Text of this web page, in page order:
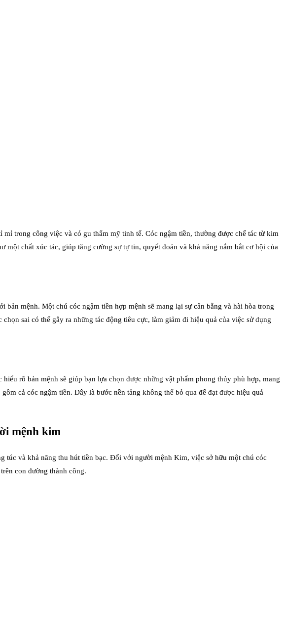
trong công việc và có gu thẩm mỹ tinh tế. Cóc ngậm tiền, thường được chế tác từ kim
chất xúc tác, giúp tăng cường sự tự tin, quyết đoán và khả năng nắm bắt cơ hội của
mệnh. Một chú cóc ngậm tiền hợp mệnh sẽ mang lại sự cân bằng và hài hòa trong
sai có thể gây ra những tác động tiêu cực, làm giảm đi hiệu quả của việc sử dụng
rõ bản mệnh sẽ giúp bạn lựa chọn được những vật phẩm phong thủy phù hợp, mang
cả cóc ngậm tiền. Đây là bước nền tảng không thể bỏ qua để đạt được hiệu quả
mệnh kim
túc và khả năng thu hút tiền bạc. Đối với người mệnh Kim, việc sở hữu một chú cóc
con đường thành công.